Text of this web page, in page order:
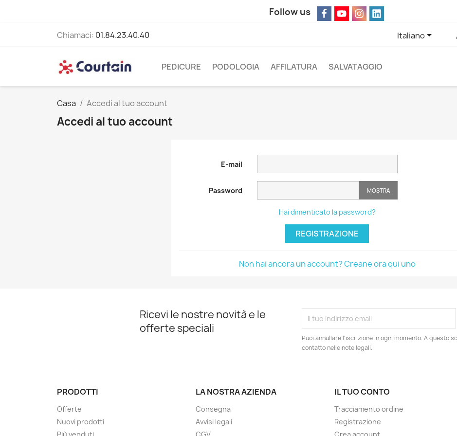
Follow us
Chiamaci: 01.84.23.40.40 Italiano
PEDICURE PODOLOGIA AFFILATURA SALVATAGGIO
Casa Accedi al tuo account
Accedi al tuo account
E-mail
Password MOSTRA
Hai dimenticato la password?
REGISTRAZIONE
Non hai ancora un account? Creane ora qui uno
Ricevi le nostre novità e le
offerte speciali
Puoi annullare l'iscrizione in ogni momento. A questo
contatto nelle note legali.
PRODOTTI
Offerte
Nuovi prodotti
LA NOSTRA AZIENDA
Consegna
Avvisi legali
IL TUO CONTO
Tracciamento ordine
Registrazione